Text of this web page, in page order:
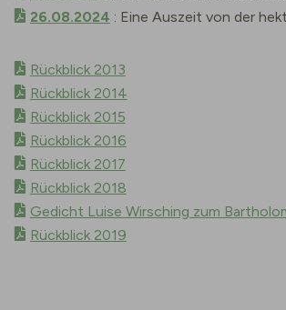
26.08.2024 : Eine Auszeit von der
Rückblick 2013
Rückblick 2014
Rückblick 2015
Rückblick 2016
Rückblick 2017
Rückblick 2018
Gedicht Luise Wirsching zum
Rückblick 2019